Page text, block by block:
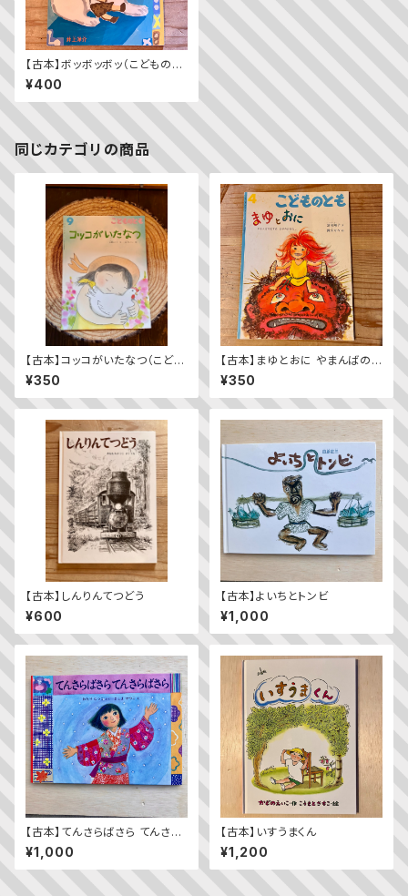
【古本】ボッボッボッ（こどものと
も 1996年8月号）
¥400
同じカテゴリの商品
【古本】コッコがいたなつ（こども
のとも2023年9月号）
¥350
【古本】まゆとおに やまんばのむ
すめ まゆのおはなし（こどもの
とも1999年4月号）
¥350
【古本】しんりんてつどう
¥600
【古本】よいちとトンビ
¥1,000
【古本】てんさらばさら てんさら
ばさら
¥1,000
【古本】いすうまくん
¥1,200